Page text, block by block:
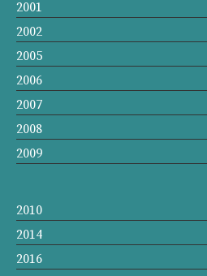
2001
2002
2005
2006
2007
2008
2009
2010
2014
2016